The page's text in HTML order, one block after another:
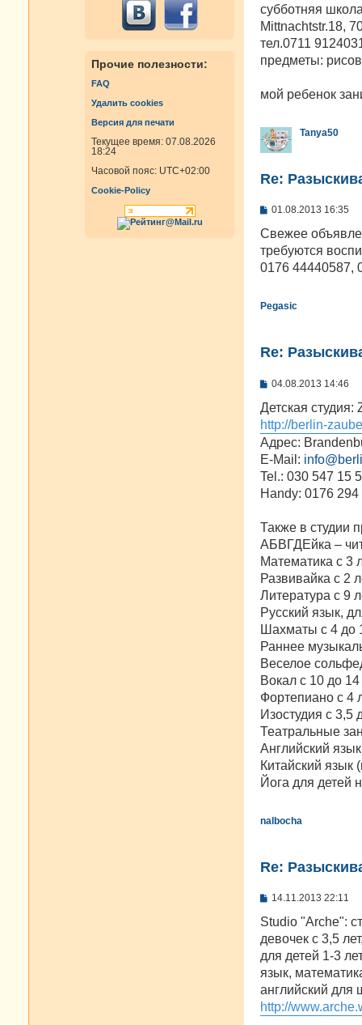
Прочие полезности:
FAQ
Удалить cookies
Версия для печати
Текущее время: 07.08.2026
18:24
Часовой пояс: UTC+02:00
Cookie-Policy
о
б
щ
е
и
субботняя
Mittnachtstr.18,
тел.0711
предметы:
мой ребенок
Tanya50
Re:
С
о
щ
е
01.08.2013 16:35
Свежее
требуются
0176 44440587,
Pegasic
Re:
С
о
б
щ
е
н
и
е
04.08.2013 14:46
Детская студия:
http://berlin-
Адрес:
E-Mail:
Tel.: 030 547 15
Handy: 0176
Также в студии
АБВГДЕйка –
Математика с 3
Развивайка с 2
Литература с 9
Русский язык,
Шахматы с 4 до
Раннее
Веселое
Вокал с 10 до 14
Фортепиано с 4
Изостудия с 3,5
Театральные
Английский
Китайский язык
Йога для детей
nalbocha
Re:
С
о
щ
е
и
е
14.11.2013 22:11
Studio "Arche":
девочек с 3,5
для детей 1-3
язык,
английский для
http://